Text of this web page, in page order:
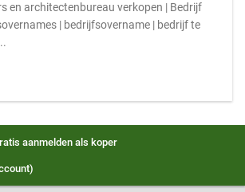
en architectenbureau verkopen | Bedrijf
| bedrijfsovername | bedrijf te
aanmelden als koper